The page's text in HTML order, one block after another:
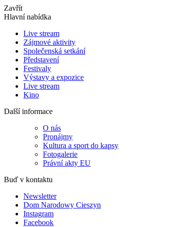
Zavřít
Hlavní nabídka
Live stream
Zájmové aktivity
Společenská setkání
Představení
Festivaly
Výstavy a expozice
Live stream
Kino
Další informace
O nás
Pronájmy
Kultura a sport do kapsy
Fotogalerie
Právní akty EU
Buď v kontaktu
Newsletter
Dom Narodowy Cieszyn
Instagram
Facebook